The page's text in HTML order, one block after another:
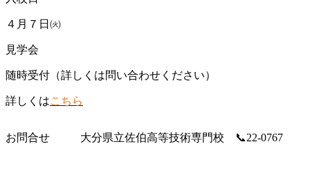
４月７日㈫
見学会
随時受付（詳しくは問い合わせください）
詳しくはこちら
お問合せ 大分県立佐伯高等技術専門校 📞22-0767